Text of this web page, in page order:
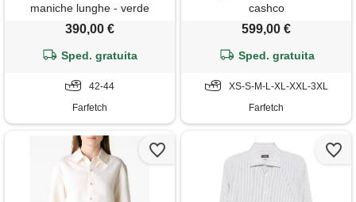
maniche lunghe - verde
390,00 €
Sped. gratuita
42-44
Farfetch
cashco
599,00 €
Sped. gratuita
XS-S-M-L-XL-XXL-3XL
Farfetch